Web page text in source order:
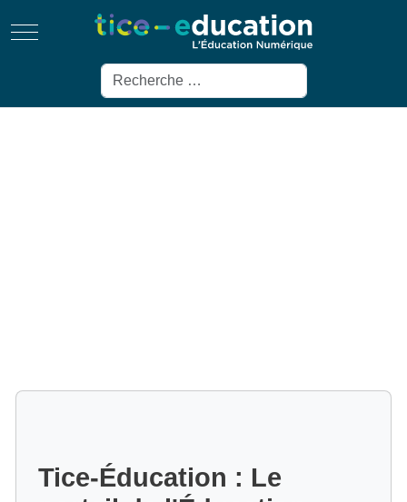
Mobile Menu Toggle
Rechercher
Tice-Éducation : Le